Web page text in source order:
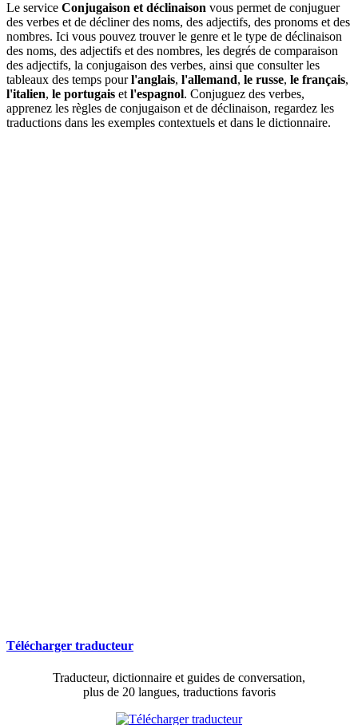
Le service Conjugaison et déclinaison vous permet de conjuguer
des verbes et de décliner des noms, des adjectifs, des pronoms et des
nombres. Ici vous pouvez trouver le genre et le type de déclinaison
des noms, des adjectifs et des nombres, les degrés de comparaison
des adjectifs, la conjugaison des verbes, ainsi que consulter les
tableaux des temps pourl'anglais, l'allemand, le russe, le français,
l'italien, le portugais et l'espagnol. Conjuguez des verbes,
apprenez les règles de conjugaison et de déclinaison, regardez les
traductions dans les exemples contextuels et dans le dictionnaire.
Télécharger traducteur
Traducteur, dictionnaire et guides de conversation,
plus de 20 langues, traductions favoris